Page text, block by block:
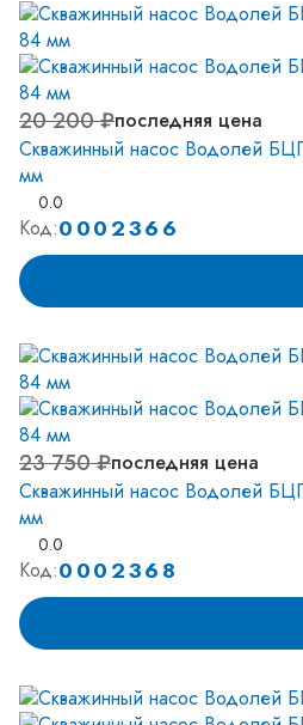
20 200 ₽последняя цена
Скважинный насос Водолей
мм
0.0
Код:0002366
23 750 ₽последняя цена
Скважинный насос Водолей
мм
0.0
Код:0002368